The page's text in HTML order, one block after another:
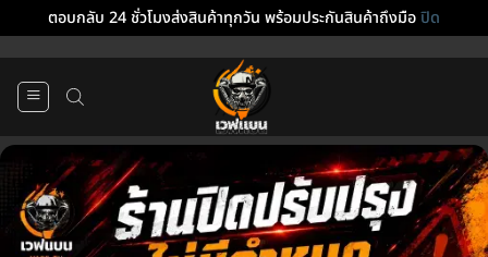
ตอบกลับ 24 ชั่วโมงส่งสินค้าทุกวัน พร้อมประกันสินค้าถึงมือปิด